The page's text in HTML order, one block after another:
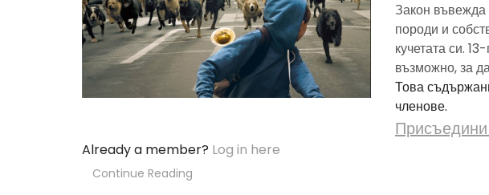
Закон въвежда
породи и
кучетата си.
възможно, за
Това
членове.
Присъедини
Already a member? Log in here
Continue Reading